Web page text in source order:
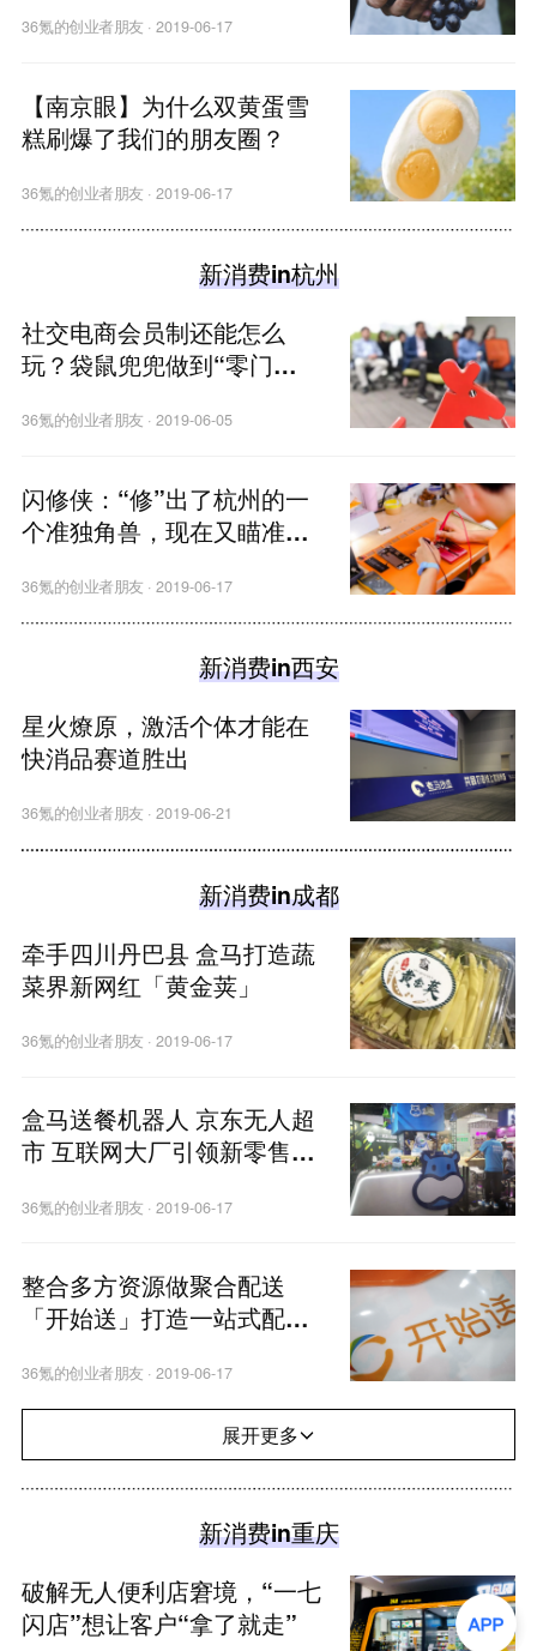
36氪的创业者朋友 ·2019-06-17
【南京眼】为什么双黄蛋雪
糕刷爆了我们的朋友圈？
36氪的创业者朋友 ·2019-06-17
新消费in杭州
社交电商会员制还能怎么
玩？袋鼠兜兜做到“零门
36氪的创业者朋友 ·2019-06-05
闪修侠：“修”出了杭州的一
个准独角兽，现在又瞄准了5
36氪的创业者朋友 ·2019-06-17
新消费in西安
星火燎原，激活个体才能在
快消品赛道胜出
36氪的创业者朋友 ·2019-06-21
新消费in成都
牵手四川丹巴县 盒马打造蔬
菜界新网红「黄金荚」
36氪的创业者朋友 ·2019-06-17
盒马送餐机器人 京东无人超
市 互联网大厂引领新零售无
36氪的创业者朋友 ·2019-06-17
整合多方资源做聚合配送
「开始送」打造一站式配送
36氪的创业者朋友 ·2019-06-17
展开更多
新消费in重庆
破解无人便利店窘境，“一七
闪店”想让客户“拿了就走”